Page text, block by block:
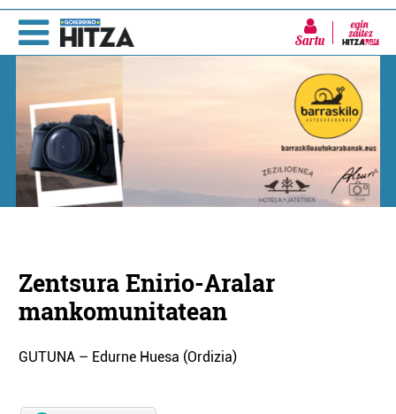
Sartu
Zentsura Enirio-Aralar
mankomunitatean
GUTUNA – Edurne Huesa (Ordizia)